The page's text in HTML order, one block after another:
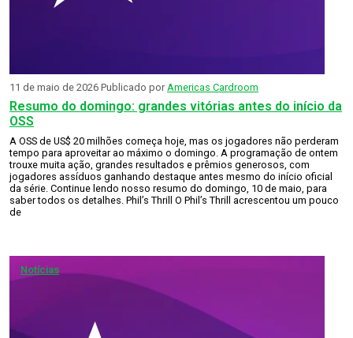
Resumo do domingo: grandes vitórias antes do início da
OSS
11 de maio de 2026 Publicado por Americas Cardroom
A OSS de US$ 20 milhões começa hoje, mas os jogadores não perderam
tempo para aproveitar ao máximo o domingo. A programação de ontem
trouxe muita ação, grandes resultados e prêmios generosos, com
jogadores assíduos ganhando destaque antes mesmo do início oficial
da série. Continue lendo nosso resumo do domingo, 10 de maio, para
saber todos os detalhes. Phil’s Thrill O Phil’s Thrill acrescentou um pouco
de
Notícias